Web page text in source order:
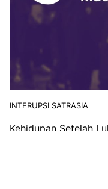
INTERUPSI SATRASIA
Kehidupan Setelah